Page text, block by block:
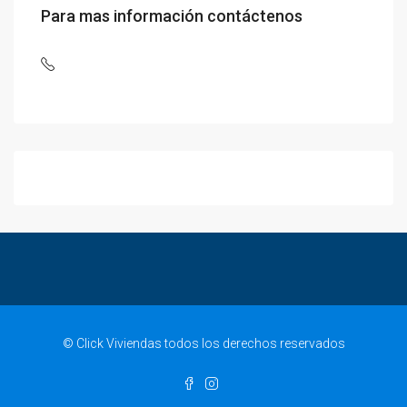
Para mas información contáctenos
© Click Viviendas todos los derechos reservados